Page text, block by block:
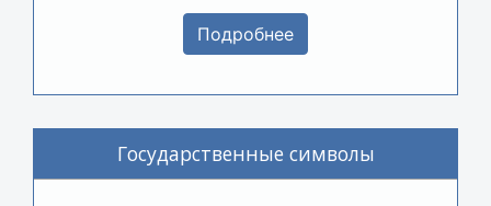
Подробнее
Государственные символы